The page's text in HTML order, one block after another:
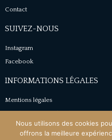
Contact
SUIVEZ-NOUS
Instagram
Facebook
INFORMATIONS LÉGALES
Mentions légales
Conditions générales de vente
Politique de confidentialité
Nous utilisons des cookies
offrons la meilleure